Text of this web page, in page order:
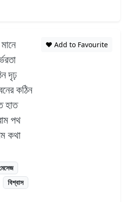
দৃঢ়
কঠিন
হাত
পথ
কথা
বিশ্বাস
❤️ Add to Favourite